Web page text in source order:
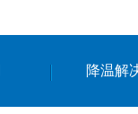
降温解